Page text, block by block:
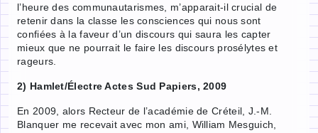
l’heure des communautarismes, m’apparait-il crucial de
retenir dans la classe les consciences qui nous sont
confiées à la faveur d’un discours qui saura les capter
mieux que ne pourrait le faire les discours prosélytes et
rageurs.
2) Hamlet/Électre Actes Sud Papiers, 2009
En 2009, alors Recteur de l’académie de Créteil, J.-M.
Blanquer me recevait avec mon ami, William Mesguich,